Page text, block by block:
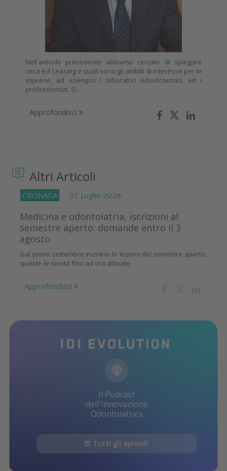
Nell'articolo precedente abbiamo cercato di spiegare
cosa è il Leasing e quali sono gli ambiti di interesse per le
imprese, ad esempio i laboratori odontotecnici, ed i
professionisti. Si...
Approfondisci
Altri Articoli
CRONACA 31 Luglio 2026
Medicina e odontoiatria, iscrizioni al
semestre aperto: domande entro il 3
agosto
Dal primo settembre iniziano le lezioni del semestre aperto,
queste le novità fino ad ora attivate
Approfondisci
Il Podcast
dell'Innovazione
Odontoiatrica
Tutti gli episodi